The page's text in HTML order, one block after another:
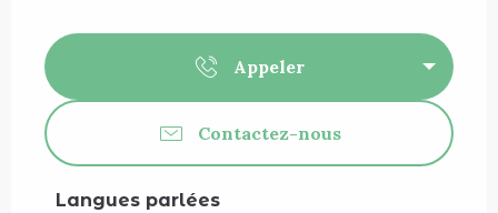
Appeler
Contactez-nous
Langues parlées
Langues parlées